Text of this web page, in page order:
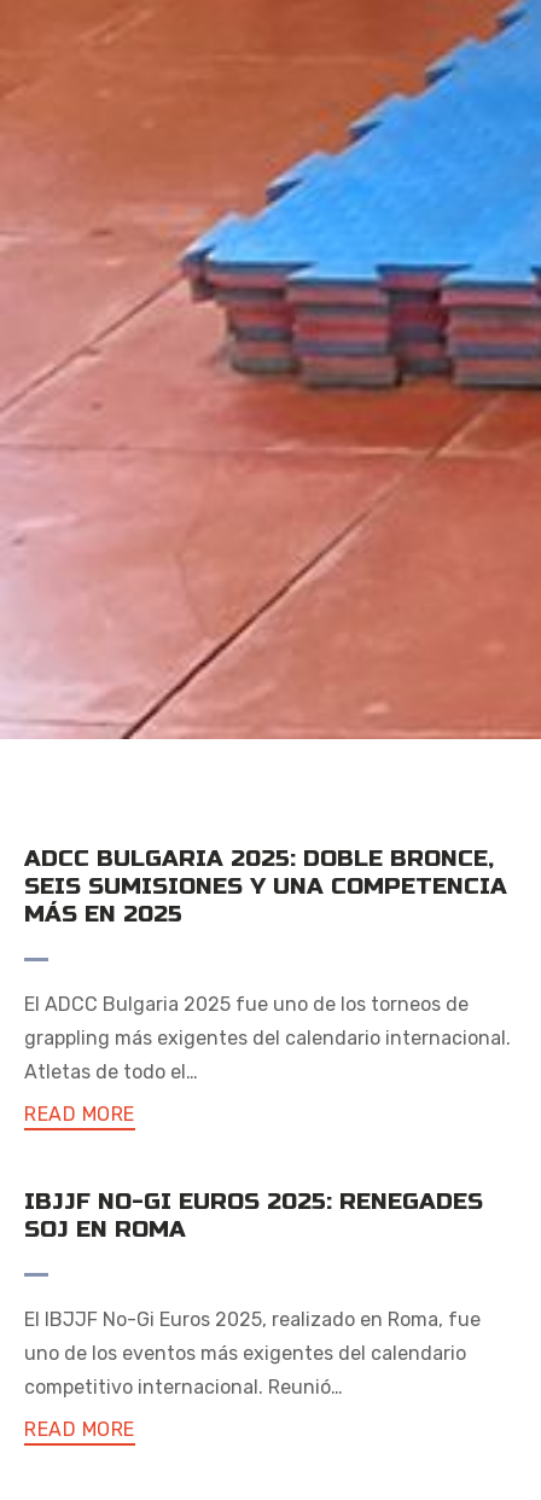
ADCC BULGARIA 2025: DOBLE BRONCE,
SEIS SUMISIONES Y UNA COMPETENCIA
MÁS EN 2025
El ADCC Bulgaria 2025 fue uno de los torneos de
grappling más exigentes del calendario internacional.
Atletas de todo el…
READ MORE
IBJJF NO-GI EUROS 2025: RENEGADES
SOJ EN ROMA
El IBJJF No-Gi Euros 2025, realizado en Roma, fue
uno de los eventos más exigentes del calendario
competitivo internacional. Reunió…
READ MORE